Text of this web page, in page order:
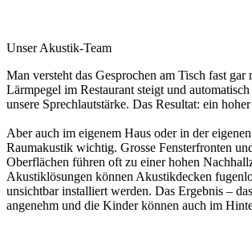
Unser Akustik-Team
Man versteht das Gesprochen am Tisch fast gar
Lärmpegel im Restaurant steigt und
unsere Sprechlautstärke. Das Resultat: ein
Aber auch im eigenem Haus oder in der
Raumakustik wichtig. Grosse Fensterfronten
Oberflächen führen oft zu einer hohen
Akustiklösungen können Akustikdecken
unsichtbar installiert werden. Das Ergebnis –
angenehm und die Kinder können auch im